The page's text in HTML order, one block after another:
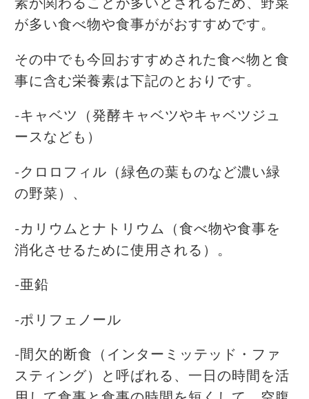
素が関わることが多いとされるため、野菜
が多い食べ物や食事ががおすすめです。
その中でも今回おすすめされた食べ物と食
事に含む栄養素は下記のとおりです。
-キャベツ（発酵キャベツやキャベツジュ
ースなども）
-クロロフィル（緑色の葉ものなど濃い緑
の野菜）、
-カリウムとナトリウム（食べ物や食事を
消化させるために使用される）。
-亜鉛
-ポリフェノール
-間欠的断食（インターミッテッド・ファ
スティング）と呼ばれる、一日の時間を活